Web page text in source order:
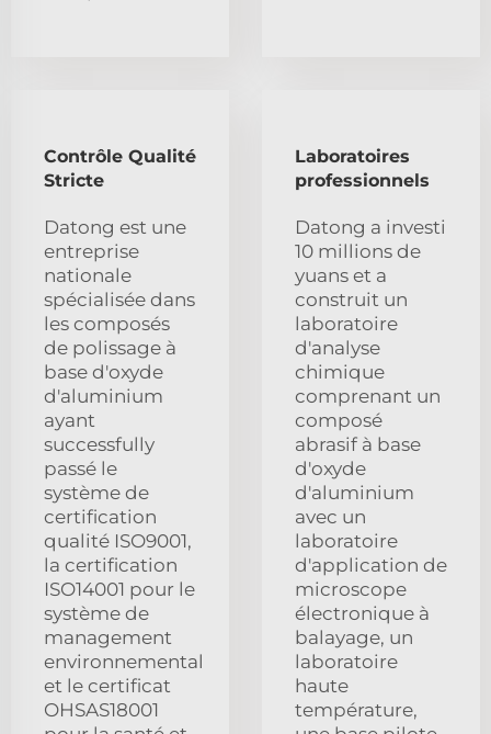
Contrôle Qualité
Stricte
Datong est une
entreprise
nationale
spécialisée dans
les composés
de polissage à
base d'oxyde
d'aluminium
ayant
successfully
passé le
système de
certification
qualité ISO9001,
la certification
ISO14001 pour le
système de
management
environnemental
et le certificat
OHSAS18001
Laboratoires
professionnels
Datong a investi
10 millions de
yuans et a
construit un
laboratoire
d'analyse
chimique
comprenant un
composé
abrasif à base
d'oxyde
d'aluminium
avec un
laboratoire
d'application de
microscope
électronique à
balayage, un
laboratoire
haute
température,